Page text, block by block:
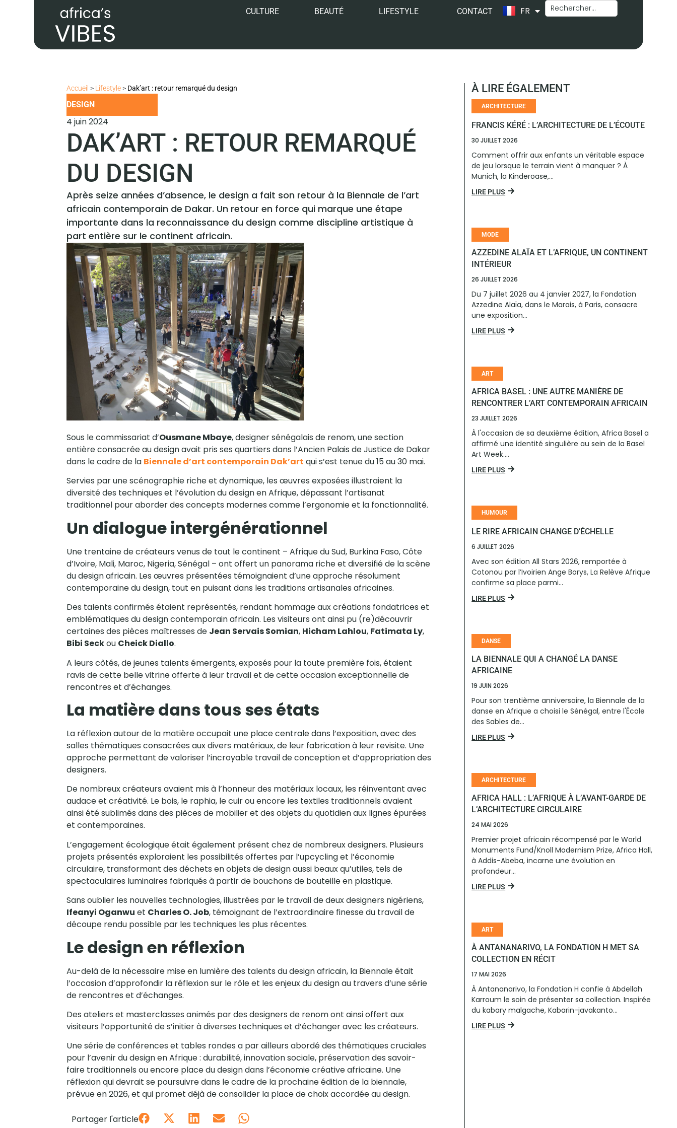
CULTURE BEAUTÉ LIFESTYLE CONTACT FR
EN
Accueil > Lifestyle> Dak’art : retour remarqué du design
DESIGN
4 juin 2024
DAK’ART : RETOUR REMARQUÉ
DU DESIGN
Après seize années d’absence, le design a fait son retour à la Biennale de l’art
africain contemporain de Dakar. Un retour en force qui marque une étape
importante dans la reconnaissance du design comme discipline artistique à
part entière sur le continent africain.
Sous le commissariat d’Ousmane Mbaye, designer sénégalais de renom, une section
entière consacrée au design avait pris ses quartiers dans l’Ancien Palais de Justice de Dakar
dans le cadre de la Biennale d’art contemporain Dak’art qui s’est tenue du 15 au 30 mai.
Servies par une scénographie riche et dynamique, les œuvres exposées illustraient la
diversité des techniques et l’évolution du design en Afrique, dépassant l’artisanat
traditionnel pour aborder des concepts modernes comme l’ergonomie et la fonctionnalité.
Un dialogue intergénérationnel
Une trentaine de créateurs venus de tout le continent – Afrique du Sud, Burkina Faso, Côte
d’Ivoire, Mali, Maroc, Nigeria, Sénégal – ont offert un panorama riche et diversifié de la scène
du design africain. Les œuvres présentées témoignaient d’une approche résolument
contemporaine du design, tout en puisant dans les traditions artisanales africaines.
Des talents confirmés étaient représentés, rendant hommage aux créations fondatrices et
emblématiques du design contemporain africain. Les visiteurs ont ainsi pu (re)découvrir
certaines des pièces maîtresses de Jean Servais Somian, Hicham Lahlou, Fatimata Ly,
Bibi Seckou Cheick Diallo.
A leurs côtés, de jeunes talents émergents, exposés pour la toute première fois, étaient
ravis de cette belle vitrine offerte à leur travail et de cette occasion exceptionnelle de
rencontres et d’échanges.
La matière dans tous ses états
La réflexion autour de la matière occupait une place centrale dans l’exposition, avec des
salles thématiques consacrées aux divers matériaux, de leur fabrication à leur revisite. Une
approche permettant de valoriser l’incroyable travail de conception et d’appropriation des
designers.
De nombreux créateurs avaient mis à l’honneur des matériaux locaux, les réinventant avec
audace et créativité. Le bois, le raphia, le cuir ou encore les textiles traditionnels avaient
ainsi été sublimés dans des pièces de mobilier et des objets du quotidien aux lignes épurées
et contemporaines.
L’engagement écologique était également présent chez de nombreux designers. Plusieurs
projets présentés exploraient les possibilités offertes par l’upcycling et l’économie
circulaire, transformant des déchets en objets de design aussi beaux qu’utiles, tels de
spectaculaires luminaires fabriqués à partir de bouchons de bouteille en plastique.
Sans oublier les nouvelles technologies, illustrées par le travail de deux designers nigériens,
Ifeanyi Oganwu et Charles O. Job, témoignant de l’extraordinaire finesse du travail de
découpe rendu possible par les techniques les plus récentes.
Le design en réflexion
Au-delà de la nécessaire mise en lumière des talents du design africain, la Biennale était
l’occasion d’approfondir la réflexion sur le rôle et les enjeux du design au travers d’une série
de rencontres et d’échanges.
Des ateliers et masterclasses animés par des designers de renom ont ainsi offert aux
visiteurs l’opportunité de s’initier à diverses techniques et d’échanger avec les créateurs.
Une série de conférences et tables rondes a par ailleurs abordé des thématiques cruciales
pour l’avenir du design en Afrique : durabilité, innovation sociale, préservation des savoir-
faire traditionnels ou encore place du design dans l’économie créative africaine. Une
réflexion qui devrait se poursuivre dans le cadre de la prochaine édition de la biennale,
prévue en 2026, et qui promet déjà de consolider la place de choix accordée au design.
Partager l'article
À LIRE ÉGALEMENT
ARCHITECTURE
FRANCIS KÉRÉ : L’ARCHITECTURE DE L’ÉCOUTE
30 JUILLET 2026
Comment offrir aux enfants un véritable espace
de jeu lorsque le terrain vient à manquer ? À
Munich, la Kinderoase,...
LIRE PLUS
MODE
AZZEDINE ALAÏA ET L’AFRIQUE, UN CONTINENT
INTÉRIEUR
26 JUILLET 2026
Du 7 juillet 2026 au 4 janvier 2027, la Fondation
Azzedine Alaïa, dans le Marais, à Paris, consacre
une exposition...
LIRE PLUS
ART
AFRICA BASEL : UNE AUTRE MANIÈRE DE
RENCONTRER L’ART CONTEMPORAIN AFRICAIN
23 JUILLET 2026
À l'occasion de sa deuxième édition, Africa Basel a
affirmé une identité singulière au sein de la Basel
Art Week....
LIRE PLUS
HUMOUR
LE RIRE AFRICAIN CHANGE D’ÉCHELLE
6 JUILLET 2026
Avec son édition All Stars 2026, remportée à
Cotonou par l’Ivoirien Ange Borys, La Relève Afrique
confirme sa place parmi...
LIRE PLUS
DANSE
LA BIENNALE QUI A CHANGÉ LA DANSE
AFRICAINE
19 JUIN 2026
Pour son trentième anniversaire, la Biennale de la
danse en Afrique a choisi le Sénégal, entre l'École
des Sables de...
LIRE PLUS
ARCHITECTURE
AFRICA HALL : L’AFRIQUE À L’AVANT-GARDE DE
L’ARCHITECTURE CIRCULAIRE
24 MAI 2026
Premier projet africain récompensé par le World
Monuments Fund/Knoll Modernism Prize, Africa Hall,
à Addis-Abeba, incarne une évolution en
profondeur...
LIRE PLUS
ART
À ANTANANARIVO, LA FONDATION H MET SA
COLLECTION EN RÉCIT
17 MAI 2026
À Antananarivo, la Fondation H confie à Abdellah
Karroum le soin de présenter sa collection. Inspirée
du kabary malgache, Kabarin-javakanto...
LIRE PLUS